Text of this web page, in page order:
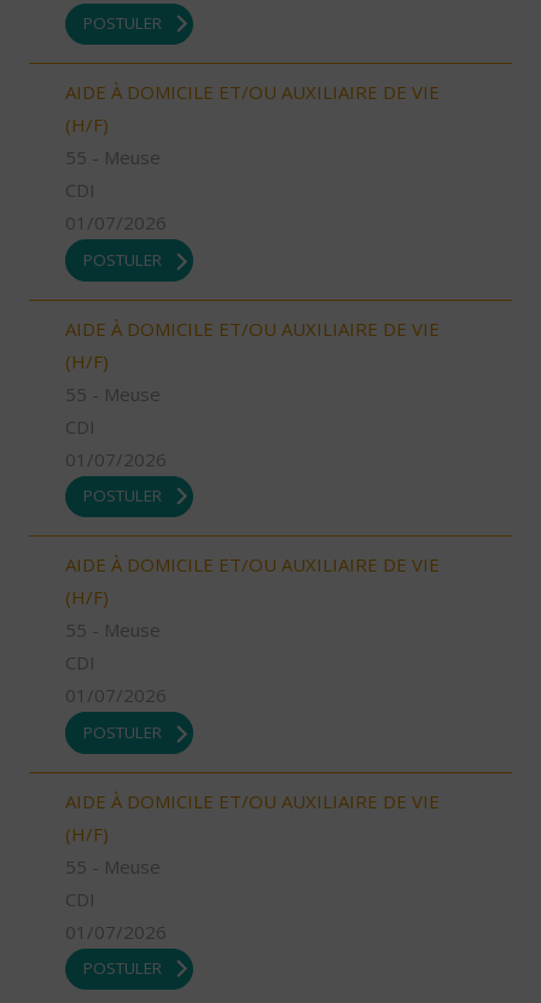
POSTULER
AIDE À DOMICILE ET/OU AUXILIAIRE DE VIE
(H/F)
55 - Meuse
CDI
01/07/2026
POSTULER
AIDE À DOMICILE ET/OU AUXILIAIRE DE VIE
(H/F)
55 - Meuse
CDI
01/07/2026
POSTULER
AIDE À DOMICILE ET/OU AUXILIAIRE DE VIE
(H/F)
55 - Meuse
CDI
01/07/2026
POSTULER
AIDE À DOMICILE ET/OU AUXILIAIRE DE VIE
(H/F)
55 - Meuse
CDI
01/07/2026
POSTULER